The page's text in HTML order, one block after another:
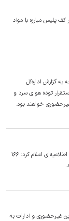
پلیس مبارزه با مواد
گزارش اداره‌کل
توده هوای سرد و
خواهند بود.
روابط عمومی سپاه حضرت صاحب الامر (عج) استان قزوین در اطلاعیه‌ای اعلام کرد: ۱۶۶
غیرحضوری و ادارات به‌